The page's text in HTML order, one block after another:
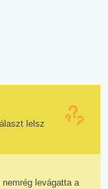
lelsz
levágatta a